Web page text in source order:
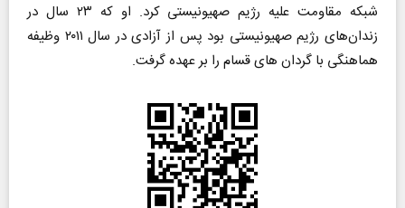
شبکه مقاومت علیه رژیم صهیونیستی کرد. او که ۲۳ سال در
زندان‌های رژیم صهیونیستی بود پس از آزادی در سال ۲۰۱۱ وظیفه
هماهنگی با گردان‌ های قسام را بر عهده گرفت.